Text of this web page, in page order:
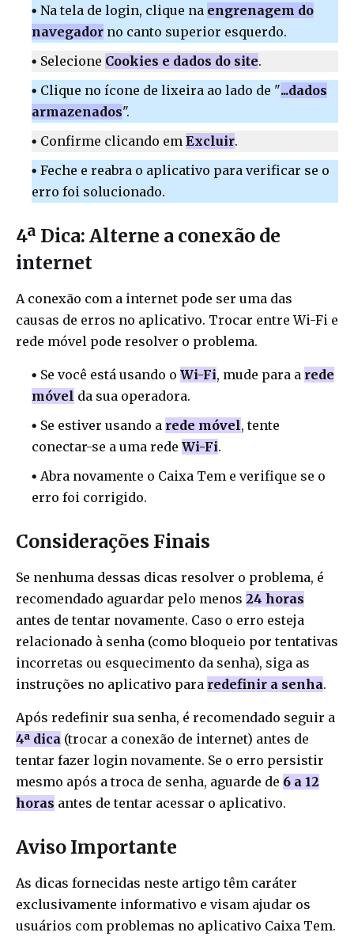
Na tela de login, clique na engrenagem do
navegador no canto superior esquerdo.
Selecione Cookies e dados do site.
Clique no ícone de lixeira ao lado de "...dados
armazenados".
Confirme clicando em Excluir.
Feche e reabra o aplicativo para verificar se o
erro foi solucionado.
4ª Dica: Alterne a conexão de
internet
A conexão com a internet pode ser uma das
causas de erros no aplicativo. Trocar entre Wi-Fi e
rede móvel pode resolver o problema.
Se você está usando o Wi-Fi, mude para a rede
móvel da sua operadora.
Se estiver usando a rede móvel, tente
conectar-se a uma rede Wi-Fi.
Abra novamente o Caixa Tem e verifique se o
erro foi corrigido.
Considerações Finais
Se nenhuma dessas dicas resolver o problema, é
recomendado aguardar pelo menos 24 horas
antes de tentar novamente. Caso o erro esteja
relacionado à senha (como bloqueio por tentativas
incorretas ou esquecimento da senha), siga as
instruções no aplicativo para redefinir a senha.
Após redefinir sua senha, é recomendado seguir a
4ª dica (trocar a conexão de internet) antes de
tentar fazer login novamente. Se o erro persistir
mesmo após a troca de senha, aguarde de 6 a 12
horas antes de tentar acessar o aplicativo.
Aviso Importante
As dicas fornecidas neste artigo têm caráter
exclusivamente informativo e visam ajudar os
usuários com problemas no aplicativo Caixa Tem.